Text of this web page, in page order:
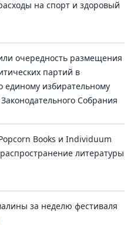
на спорт и здоровый
очередность размещения
партий в
единому избирательному
Собрания
Books и Individuum
литературы
за неделю фестиваля